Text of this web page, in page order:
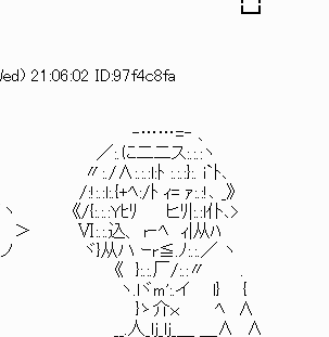
21:06:02 ID:97f4c8fa
、
:.:.:ヽ
i`ﾄ､
:.:!､ _》
/{:.:.:Yﾋﾘ ヒﾘ|:.:l仆､>
込、 r‐ﾍ ｨ|从ﾊ
}从ハ ｰr≦.ﾉ:.:.／ ヽ
〃 .
l} {
ﾍ ∧
＿∧ ∧